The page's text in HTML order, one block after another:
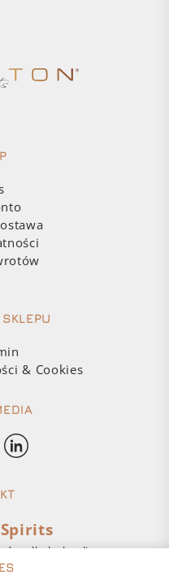
& Cookies
alkohol online